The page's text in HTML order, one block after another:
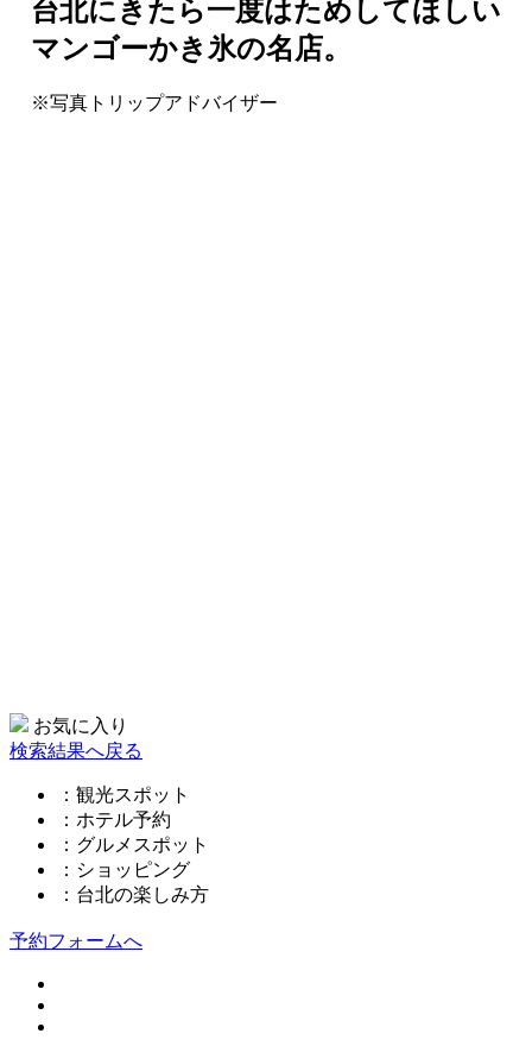
台北にきたら一度はためしてほしい
マンゴーかき氷の名店。
※写真トリップアドバイザー
お気に入り
検索結果へ戻る
：観光スポット
：ホテル予約
：グルメスポット
：ショッピング
：台北の楽しみ方
予約フォームへ